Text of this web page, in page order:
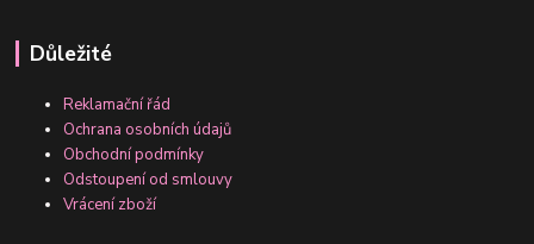
Důležité
Reklamační řád
Ochrana osobních údajů
Obchodní podmínky
Odstoupení od smlouvy
Vrácení zboží